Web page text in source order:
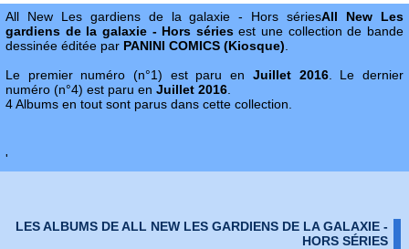
All New Les gardiens de la galaxie - Hors sériesAll New Les
gardiens de la galaxie - Hors sériesest une collection de bande
dessinée éditée par PANINI COMICS (Kiosque)
Le premier numéro (n°1) est paru en Juillet 2016. Le dernier
numéro (n°4) est paru en Juillet 2016
4 Albums en tout sont parus dans cette collection.
'
LES ALBUMS DE ALL NEW LES GARDIENS DE LA GALAXIE -
HORS SÉRIES